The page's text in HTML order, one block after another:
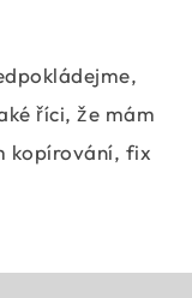
říci, že mám
kopírování, fix